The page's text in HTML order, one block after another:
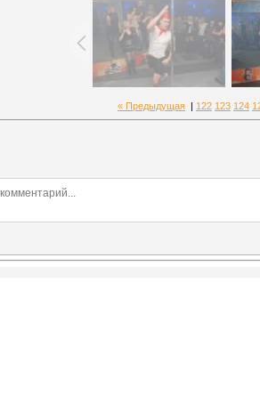
« Предыдущая 122 123 124